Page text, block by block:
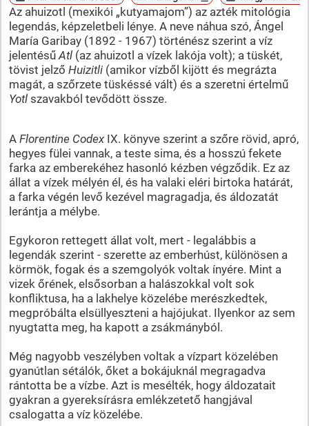
Az ahuizotl (mexikói „kutyamajom”) az azték mitológia
legendás, képzeletbeli lénye. A neve náhua szó, Ángel
María Garibay (1892 - 1967) történész szerint a víz
jelentésű Atl(az ahuizotl a vízek lakója volt); a tüskét,
tövist jelző Huizitli(amikor vízből kijött és megrázta
magát, a szőrzete tüskéssé vált) és a szeretni értelmű
Yotlszavakból tevődött össze.
A Florentine CodexIX. könyve szerint a szőre rövid, apró,
hegyes fülei vannak, a teste sima, és a hosszú fekete
farka az emberekéhez hasonló kézben végződik. Ez az
állat a vízek mélyén él, és ha valaki eléri birtoka határát,
a farka végén levő kezével magragadja, és áldozatát
lerántja a mélybe.
Egykoron rettegett állat volt, mert - legalábbis a
legendák szerint - szerette az emberhúst, különösen a
körmök, fogak és a szemgolyók voltak ínyére. Mint a
vizek őrének, elsősorban a halászokkal volt sok
konfliktusa, ha a lakhelye közelébe merészkedtek,
megpróbálta elsüllyeszteni a hajójukat. Ilyenkor az sem
nyugtatta meg, ha kapott a zsákmányból.
Még nagyobb veszélyben voltak a vízpart közelében
gyanútlan sétálók, őket a bokájuknál megragadva
rántotta be a vízbe. Azt is mesélték, hogy áldozatait
gyakran a gyereksírásra emlékzetető hangjával
csalogatta a víz közelébe.